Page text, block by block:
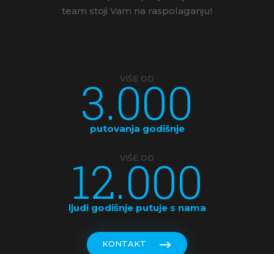
team stoji Vam na raspolaganju!
VIŠE OD
3.000
putovanja godišnje
VIŠE OD
12.000
ljudi godišnje putuje s nama
KONTAKT